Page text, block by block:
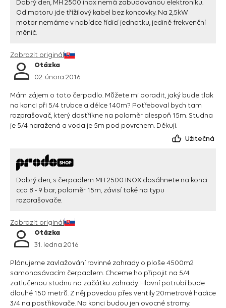
Dobrý den, MH 2500 inox nemá zabudovanou elektroniku.
Od motoru jde třížilový kabel bez koncovky. Na 2,5kW
motor nemáme v nabídce řídicí jednotku, jedině frekvenční
měnič.
Zobrazit originál
Otázka
02. února 2016
Mám zájem o toto čerpadlo. Můžete mi poradit, jaký bude tlak
na konci při 5/4 trubce a délce 140m? Potřeboval bych tam
rozprašovač, který dostříkne na poloměr alespoň 15m. Studna
je 5/4 naražená a voda je 5m pod povrchem. Děkuji.
Užitečná
Dobrý den, s čerpadlem MH 2500 INOX dosáhnete na konci
cca 8 - 9 bar, poloměr 15m, závisí také na typu
rozprašovače.
Zobrazit originál
Otázka
31. ledna 2016
Plánujeme zavlažování rovinné zahrady o ploše 4500m2
samonasávacím čerpadlem. Chceme ho připojit na 5/4
zatlučenou studnu na začátku zahrady. Hlavní potrubí bude
dlouhé 150 metrů. Z něj povedou přes ventily 20metrové hadice
3/4 na postřikovače. Na konci budou jen ovocné stromy.